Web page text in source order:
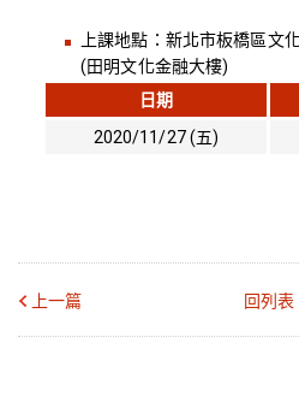
上課地點：新北市板橋區文
(田明文化金融大樓)
日期
2020/11/27 (五)
上一篇 回列表